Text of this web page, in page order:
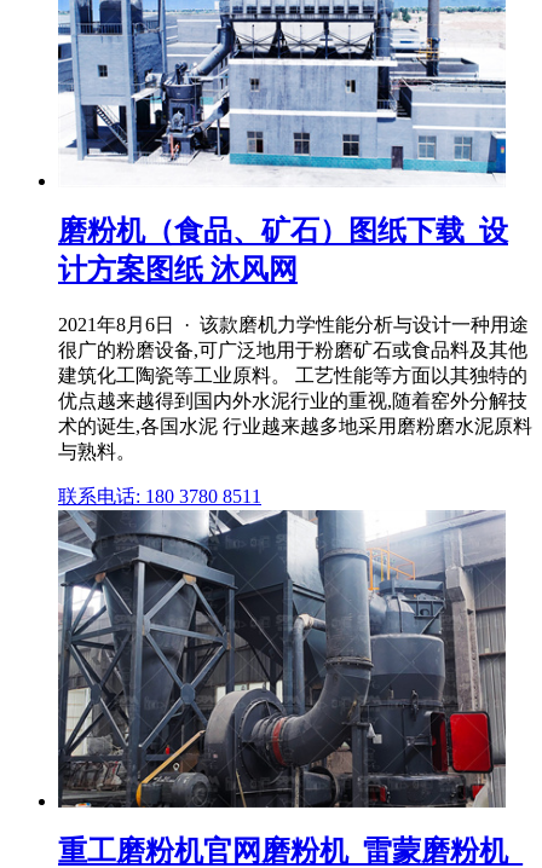
磨粉机（食品、矿石）图纸下载_设
计方案图纸 沐风网
2021年8月6日 · 该款磨机力学性能分析与设计一种用途
很广的粉磨设备,可广泛地用于粉磨矿石或食品料及其他
建筑化工陶瓷等工业原料。 工艺性能等方面以其独特的
优点越来越得到国内外水泥行业的重视,随着窑外分解技
术的诞生,各国水泥 行业越来越多地采用磨粉磨水泥原料
与熟料。
联系电话: 180 3780 8511
重工磨粉机官网磨粉机_雷蒙磨粉机_